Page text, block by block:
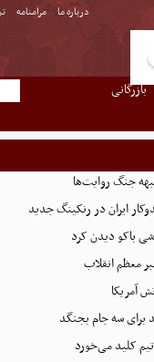
درباره ما مرامنامه
بازرگانی
جنگ روایت‌ها
ایران در رنکینگ جدید
باکو دیدن کرد
معظم انقلاب
آمریکا
برای سه جام بجنگد